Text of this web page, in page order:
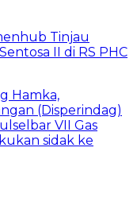
Tinjau
II di RS PHC